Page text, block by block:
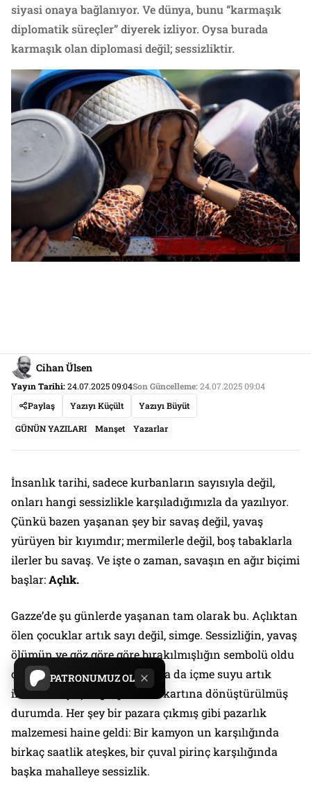
PATRONUMUZ OL
siyasi onaya bağlanıyor. Ve dünya, bunu “karmaşık
diplomatik süreçler” diyerek izliyor. Oysa burada
karmaşık olan diplomasi değil; sessizliktir.
Cihan Ülsen
Yayın Tarihi:24.07.2025 09:04Son Güncelleme:24.07.2025 09:04
Paylaş
Yazıyı Küçült Yazıyı Büyüt
GÜNÜN YAZILARI Manşet Yazarlar
İnsanlık tarihi, sadece kurbanların sayısıyla değil,
onları hangi sessizlikle karşıladığımızla da yazılıyor.
Çünkü bazen yaşanan şey bir savaş değil, yavaş
yürüyen bir kıyımdır; mermilerle değil, boş tabaklarla
ilerler bu savaş. Ve işte o zaman, savaşın en ağır biçimi
başlar:Açlık.
Gazze’de şu günlerde yaşanan tam olarak bu. Açlıktan
ölen çocuklar artık sayı değil, simge. Sessizliğin, yavaş
ölümün ve göz göre göre bırakılmışlığın sembolü oldu
çocuklar. Gıda, tıbbi yardım ya da içme suyu artık
insani ihtiyaç değil, pazarlık kartına dönüştürülmüş
durumda. Her şey bir pazara çıkmış gibi pazarlık
malzemesi haine geldi: Bir kamyon un karşılığında
birkaç saatlik ateşkes, bir çuval pirinç karşılığında
başka mahalleye sessizlik.